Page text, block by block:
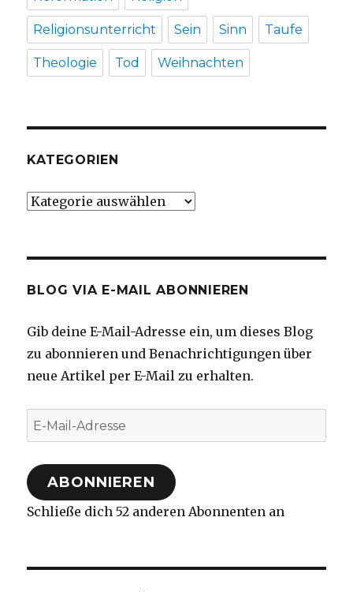
Religionsunterricht Sein Sinn Taufe
Theologie Tod Weihnachten
KATEGORIEN
Kategorien
BLOG VIA E-MAIL ABONNIEREN
Gib deine E-Mail-Adresse ein, um dieses Blog
zu abonnieren und Benachrichtigungen über
neue Artikel per E-Mail zu erhalten.
E-
Mail-
Adresse
ABONNIEREN
Schließe dich 52 anderen Abonnenten an